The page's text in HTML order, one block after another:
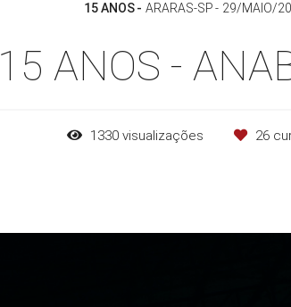
15 ANOS ARARAS-SP 29/MAIO/
15 ANOS -
1330 visualizações 26